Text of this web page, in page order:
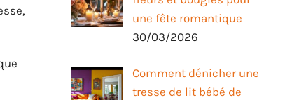
une fête romantique
30/03/2026
Comment dénicher une
tresse de lit bébé de